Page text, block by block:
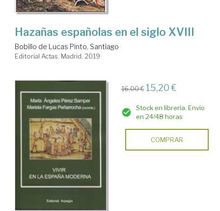
Hazañas españolas en el siglo XVIII
Bobillo de Lucas Pinto, Santiago
Editorial Actas. Madrid, 2019
16,00 € 15,20 €
Stock en librería. Envío
en 24/48 horas
COMPRAR